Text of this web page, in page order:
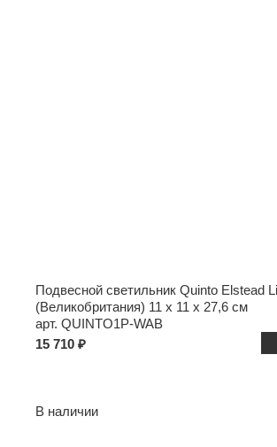
Подвесной светильник Quinto Elstead
(Великобритания) 11 x 11 x 27,6 см
арт. QUINTO1P-WAB
15 710 ₽
В наличии